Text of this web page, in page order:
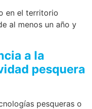
en el territorio
al menos un año y
a la
pesquera
pesqueras o